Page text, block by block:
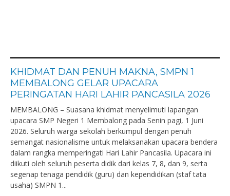
KHIDMAT DAN PENUH MAKNA, SMPN 1
MEMBALONG GELAR UPACARA
PERINGATAN HARI LAHIR PANCASILA 2026
MEMBALONG – Suasana khidmat menyelimuti lapangan
upacara SMP Negeri 1 Membalong pada Senin pagi, 1 Juni
2026. Seluruh warga sekolah berkumpul dengan penuh
semangat nasionalisme untuk melaksanakan upacara bendera
dalam rangka memperingati Hari Lahir Pancasila. Upacara ini
diikuti oleh seluruh peserta didik dari kelas 7, 8, dan 9, serta
segenap tenaga pendidik (guru) dan kependidikan (staf tata
usaha) SMPN 1...